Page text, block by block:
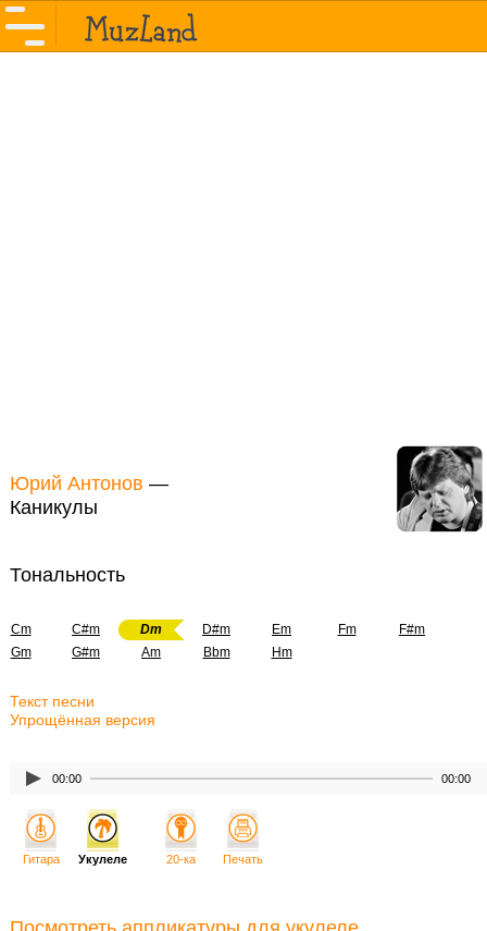
Юрий Антонов —
Каникулы
Тональность
Cm C#m Dm D#m Em Fm
F#m
Gm
G#m Am Bbm Hm
Текст песни
Упрощённая версия
00:00 00:00
Гитара Укулеле 20-ка Печать